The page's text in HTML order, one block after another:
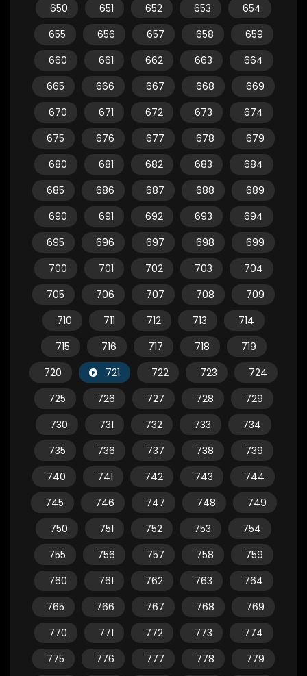
650
651 652 653
654
655
656 657 658
659
660
661 662 663
664
665
666 667 668
669
670
671 672 673
674
675
676 677 678
679
680
681 682 683
684
685
686 687 688
689
690
691 692 693
694
695
696 697 698
699
700
701 702 703
704
705
706 707 708
709
710
711 712 713
714
715
716 717 718
719
720
721 722 723
724
725
726 727 728
729
730
731 732 733
734
735
736 737 738
739
740
741 742 743
744
745
746 747 748
749
750
751 752 753
754
755
756 757 758
759
760
761 762 763
764
765
766 767 768
769
770
771 772 773
774
775
776 777 778
779